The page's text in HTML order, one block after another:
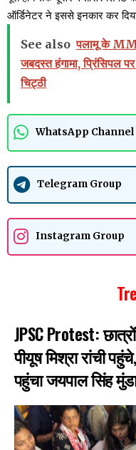
ऑर्डिनेटर ने इससे इनकार कर
See also पलामू के
जबदस्त हंगामा, प्रिंसिपल
चिट्ठी
WhatsApp Channel
Telegram Group
Instagram Group
JPSC Protest:
पीयूष मिश्रा रांची
पहुंचा जयपाल सिंह